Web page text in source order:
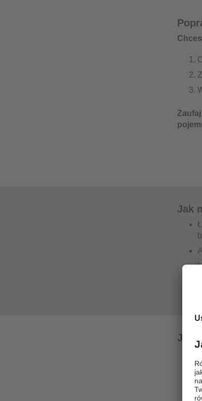
Jak
Jak